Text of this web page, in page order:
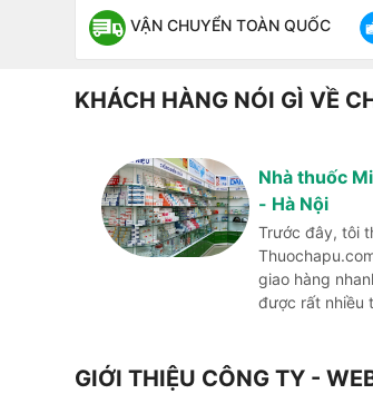
VẬN CHUYỂN TOÀN QUỐC
KHÁCH HÀNG NÓI GÌ VỀ
Nhà thuốc
- Hà Nội
Trước đây, tôi
giao hàng
được rất nhiều
GIỚI THIỆU CÔNG TY -